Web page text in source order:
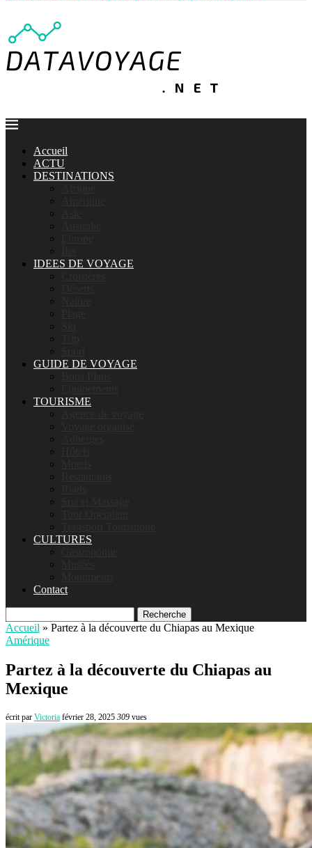
Accueil
ACTU
DESTINATIONS
IDEES DE VOYAGE
GUIDE DE VOYAGE
TOURISME
CULTURES
Contact
Recherche
Accueil » Partez à la découverte du Chiapas au Mexique
Amérique
Partez à la découverte du Chiapas au
Mexique
écrit par Victoria février 28, 2025 309 vues